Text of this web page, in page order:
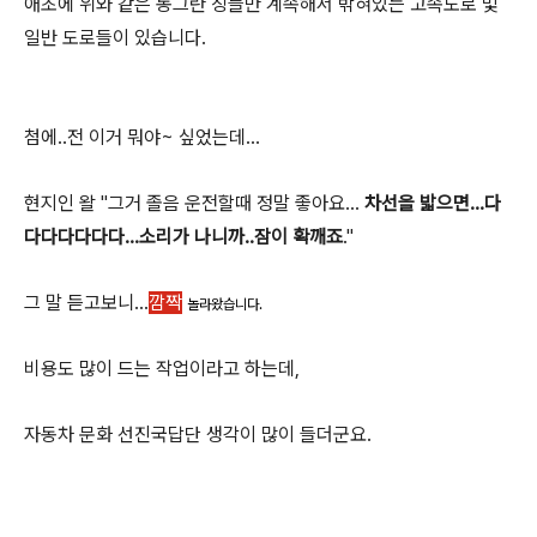
일반 도로들이 있습니다.
첨에..전 이거 뭐야~ 싶었는데...
현지인 왈 "그거 졸음 운전할때 정말 좋아요... 차선을 밟으면...다
다다다다다다...소리가 나니까..잠이 확깨죠."
그 말 듣고보니...깜짝 놀라왔습니다.
비용도 많이 드는 작업이라고 하는데,
자동차 문화 선진국답단 생각이 많이 들더군요.